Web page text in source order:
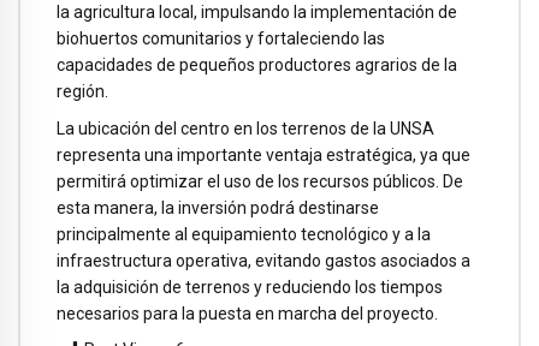
la agricultura local, impulsando la implementación de
biohuertos comunitarios y fortaleciendo las
capacidades de pequeños productores agrarios de la
región.
La ubicación del centro en los terrenos de la UNSA
representa una importante ventaja estratégica, ya que
permitirá optimizar el uso de los recursos públicos. De
esta manera, la inversión podrá destinarse
principalmente al equipamiento tecnológico y a la
infraestructura operativa, evitando gastos asociados a
la adquisición de terrenos y reduciendo los tiempos
necesarios para la puesta en marcha del proyecto.